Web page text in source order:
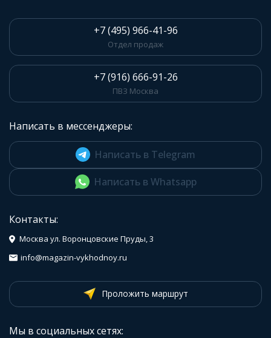
+7 (495) 966-41-96
Отдел продаж
+7 (916) 666-91-26
ПВЗ Москва
Написать в мессенджеры:
Написать в Telegram
Написать в Whatsapp
Контакты:
Москва ул. Воронцовские Пруды, 3
info@magazin-vykhodnoy.ru
Проложить маршрут
Мы в социальных сетях: